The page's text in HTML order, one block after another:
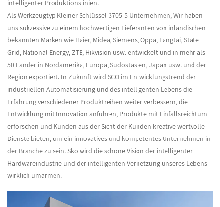
intelligenter Produktionslinien.
AlsWerkzeugtyp Kleiner Schlüssel-3705-5 Unternehmen, Wir haben
uns sukzessive zu einem hochwertigen Lieferanten von inländischen
bekannten Marken wie Haier, Midea, Siemens, Oppa, Fangtai, State
Grid, National Energy, ZTE, Hikvision usw. entwickelt und in mehr als
50 Länder in Nordamerika, Europa, Südostasien, Japan usw. und der
Region exportiert. In Zukunft wird SCO im Entwicklungstrend der
industriellen Automatisierung und des intelligenten Lebens die
Erfahrung verschiedener Produktreihen weiter verbessern, die
Entwicklung mit Innovation anführen, Produkte mit Einfallsreichtum
erforschen und Kunden aus der Sicht der Kunden kreative wertvolle
Dienste bieten, um ein innovatives und kompetentes Unternehmen in
der Branche zu sein. Sko wird die schöne Vision der intelligenten
Hardwareindustrie und der intelligenten Vernetzung unseres Lebens
wirklich umarmen.